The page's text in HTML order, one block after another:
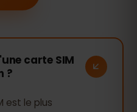
carte SIM
?
est le plus